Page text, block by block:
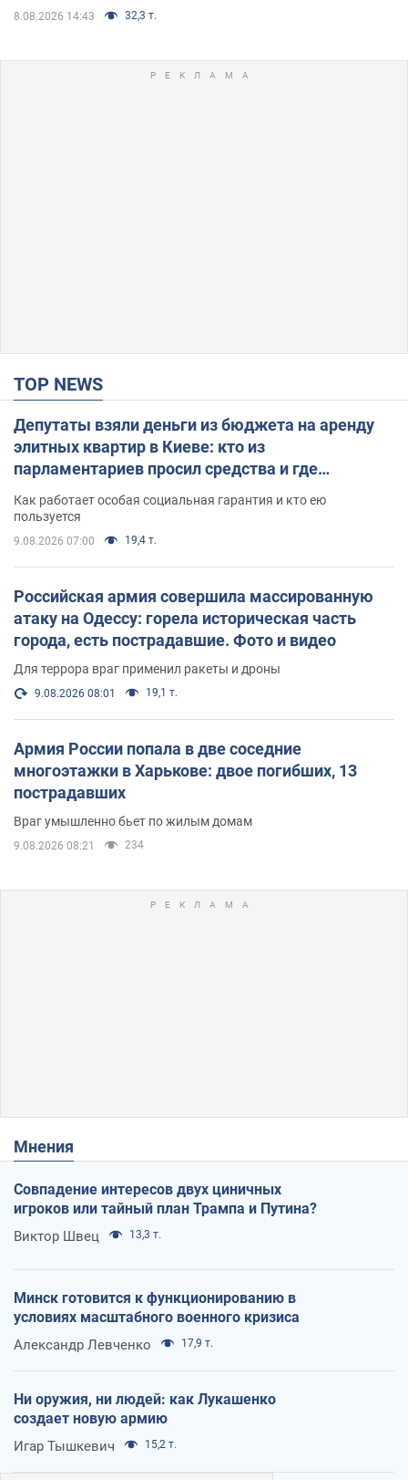
8.08.2026 14:43 32,3 т.
TOP NEWS
Депутаты взяли деньги из бюджета на аренду
элитных квартир в Киеве: кто из
парламентариев просил средства и где
поселился
Как работает особая социальная гарантия и кто ею
пользуется
9.08.2026 07:00 19,4 т.
Российская армия совершила массированную
атаку на Одессу: горела историческая часть
города, есть пострадавшие. Фото и видео
Для террора враг применил ракеты и дроны
9.08.2026 08:01 19,1 т.
Армия России попала в две соседние
многоэтажки в Харькове: двое погибших, 13
пострадавших
Враг умышленно бьет по жилым домам
9.08.2026 08:21 234
Мнения
Совпадение интересов двух циничных
игроков или тайный план Трампа и Путина?
Виктор Швец 13,3 т.
Минск готовится к функционированию в
условиях масштабного военного кризиса
Александр Левченко 17,9 т.
Ни оружия, ни людей: как Лукашенко
создает новую армию
Игар Тышкевич 15,2 т.